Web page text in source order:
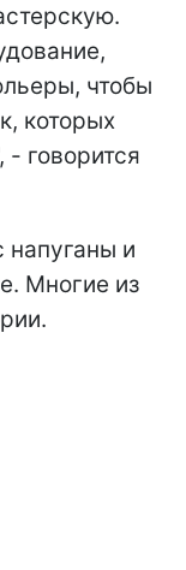
чтобы
которых
- говорится
и
Многие из